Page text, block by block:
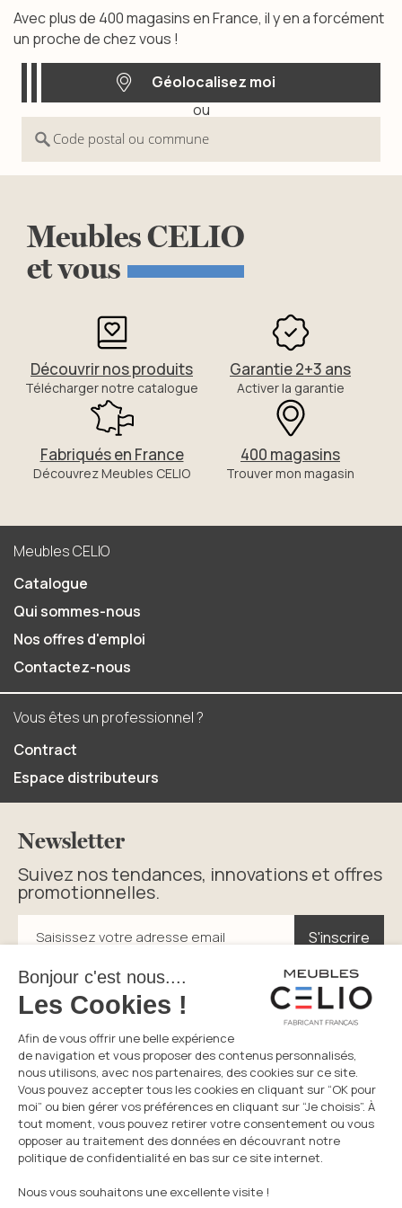
Avec plus de 400 magasins en France, il y en a forcément
un proche de chez vous !
Géolocalisez moi
Géolocalisez moi
ou
Code postal ou commune
MeublesCELIO
etvous
Découvrir nos produits
Télécharger notre catalogue
Garantie 2+3 ans
Activer la garantie
Fabriqués en France
Découvrez Meubles CELIO
400 magasins
Trouver mon magasin
Meubles CELIO
Catalogue
Qui sommes-nous
Nos offres d'emploi
Contactez-nous
Vous êtes un professionnel ?
Contract
Espace distributeurs
Service consommateurs
05 49 72 38 94Du lundi au vendredi
8h30-12h et 14h-17h30
Newsletter
Suivez nos tendances, innovations et offres
promotionnelles.
Saisissez votre adresse email S'inscrire
S'inscrire
En cliquant sur s’inscrire vous acceptez la politique de
confidentialité.